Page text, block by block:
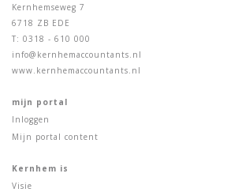
Kernhemseweg 7
6718 ZB EDE
T: 0318 - 610 000
info@kernhemaccountants.nl
www.kernhemaccountants.nl
mijn portal
Inloggen
Mijn portal content
Kernhem is
Visie